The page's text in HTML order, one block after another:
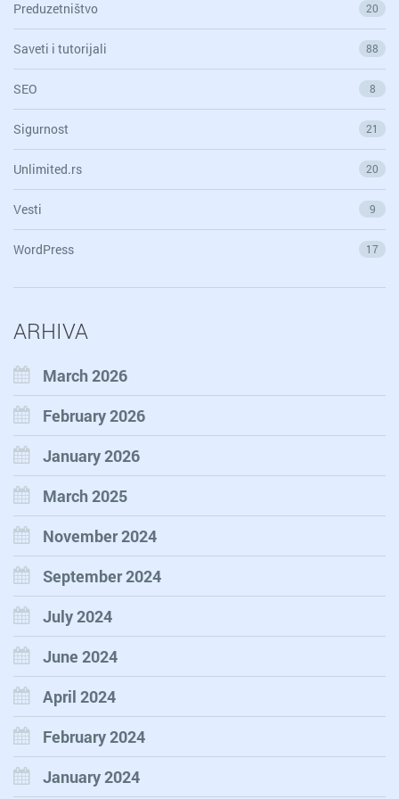
Preduzetništvo 20
Saveti i tutorijali 88
SEO 8
Sigurnost 21
Unlimited.rs 20
Vesti 9
WordPress 17
ARHIVA
March 2026
February 2026
January 2026
March 2025
November 2024
September 2024
July 2024
June 2024
April 2024
February 2024
January 2024